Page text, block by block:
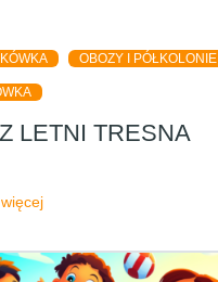
OBOZY I PÓŁKOLONIE
LETNI TRESNA